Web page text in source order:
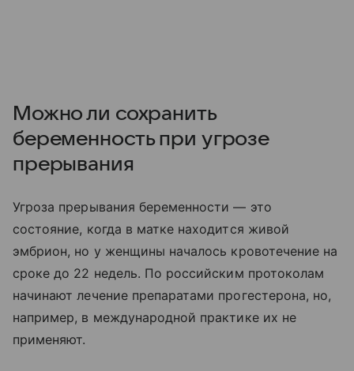
Можно ли сохранить
беременность при угрозе
прерывания
Угроза прерывания беременности — это
состояние, когда в матке находится живой
эмбрион, но у женщины началось кровотечение на
сроке до 22 недель. По российским протоколам
начинают лечение препаратами прогестерона, но,
например, в международной практике их не
применяют.